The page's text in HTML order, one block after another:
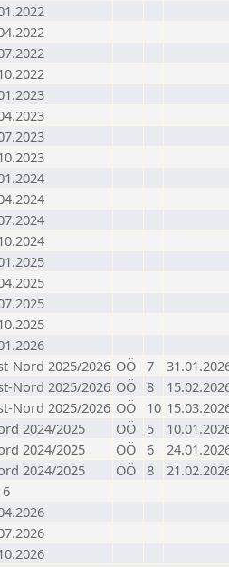
Nord 2025/2026 OÖ 7
Nord 2025/2026 OÖ 8
Nord 2025/2026 OÖ 10
2024/2025 OÖ 5
2024/2025 OÖ 6
2024/2025 OÖ 8